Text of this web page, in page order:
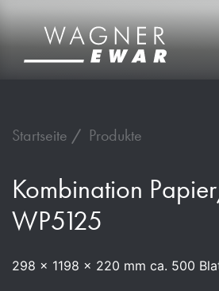
Startseite Produkte
Kombination
WP5125
298 x 1198 x 220 mm ca. 500